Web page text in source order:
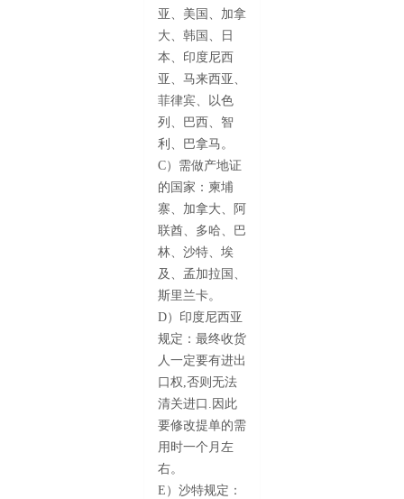
亚、美国、加拿
大、韩国、日
本、印度尼西
亚、马来西亚、
菲律宾、以色
列、巴西、智
利、巴拿马。
C）需做产地证
的国家：柬埔
寨、加拿大、阿
联酋、多哈、巴
林、沙特、埃
及、孟加拉国、
斯里兰卡。
D）印度尼西亚
规定：最终收货
人一定要有进出
口权,否则无法
清关进口.因此
要修改提单的需
用时一个月左
右。
E）沙特规定：